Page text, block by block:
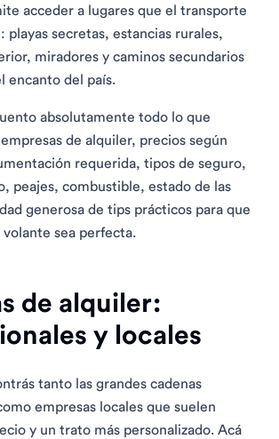
acceder a lugares que el transporte
playas secretas, estancias rurales,
miradores y caminos secundarios
encanto del país.
absolutamente todo lo que
de alquiler, precios según
requerida, tipos de seguro,
peajes, combustible, estado de las
generosa de tips prácticos para que
sea perfecta.
de alquiler:
y locales
tanto las grandes cadenas
empresas locales que suelen
y un trato más personalizado. Acá